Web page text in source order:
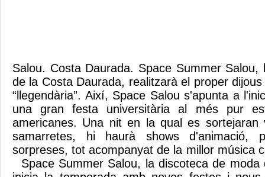
Salou. Costa Daurada. Space Summer
de la Costa Daurada, realitzarà el proper
“llegendària”. Així, Space Salou s'apunta a
una gran festa universitària al més pur
americanes. Una nit en la qual es sortejaran
samarretes, hi haurà shows d'animació,
sorpreses, tot acompanyat de la millor música
Space Summer Salou, la discoteca de moda